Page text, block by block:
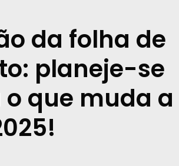
da folha de
planeje-se
que muda a